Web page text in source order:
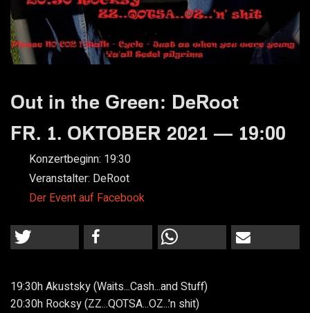
Out in the Green: DeRoot
FR. 1. OKTOBER 2021 — 19:00
Konzertbeginn: 19:30
Veranstalter: DeRoot
Der Event auf Facebook
19:30h Akustsky (Waits...Cash...and Stuff)
20:30h Rocksy (ZZ...QOTSA...OZ...'n shit)